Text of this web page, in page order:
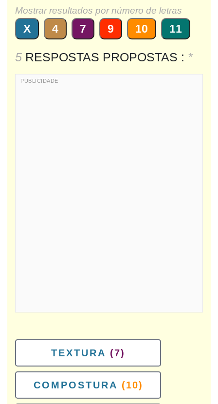
Mostrar resultados por número de letras
X 4 7 9 10 11
5 RESPOSTAS PROPOSTAS : *
TEXTURA (7)
COMPOSTURA (10)